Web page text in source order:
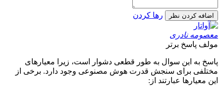
اضافه کردن نظر رها کردن
معصومه نادری
مولف پاسخ برتر
پاسخ به این سوال به طور قطعی دشوار است، زیرا معیارهای
مختلفی برای سنجش قدرت هوش مصنوعی وجود دارد. برخی از
این معیارها عبارتند از: